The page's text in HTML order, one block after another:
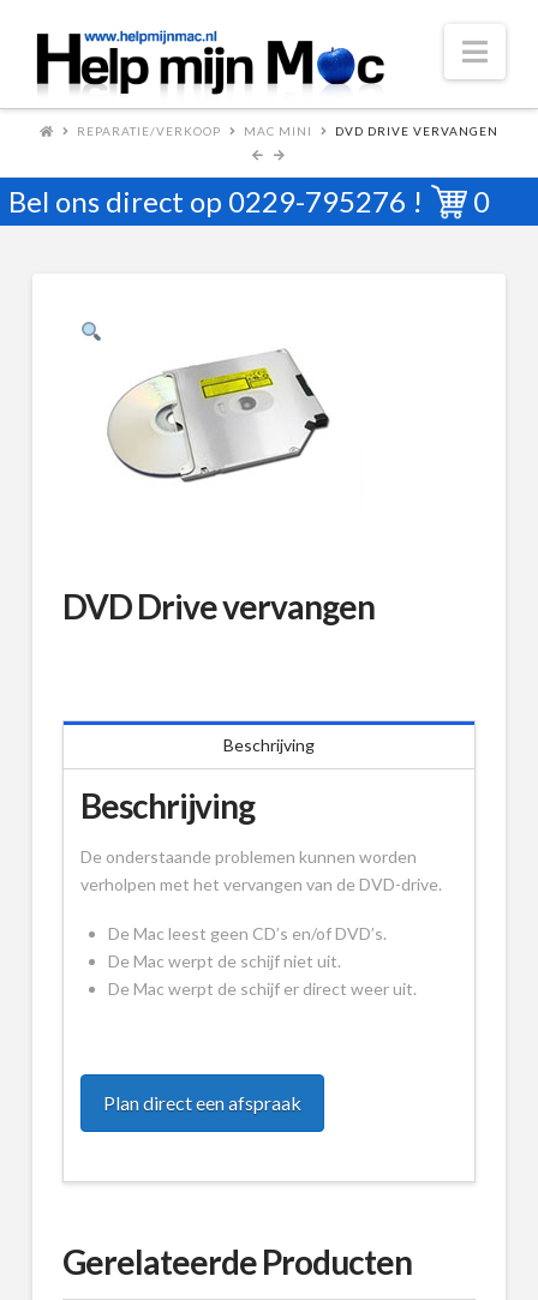
REPARATIE/VERKOOP MAC MINI DVD DRIVE VERVANGEN
Bel ons direct op 0229-795276 ! 0
DVD Drive vervangen
Beschrijving
Beschrijving
De onderstaande problemen kunnen worden
verholpen met het vervangen van de DVD-drive.
De Mac leest geen CD’s en/of DVD’s.
De Mac werpt de schijf niet uit.
De Mac werpt de schijf er direct weer uit.
Plan direct een afspraak
Gerelateerde Producten